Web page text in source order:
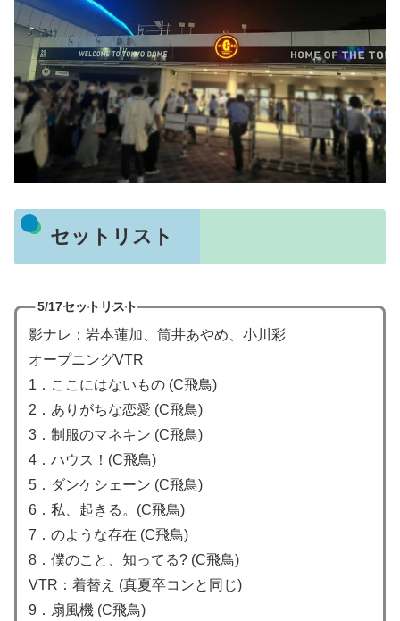
セットリスト
5/17セットリスト
影ナレ：岩本蓮加、筒井あやめ、小川彩
オープニングVTR
1．ここにはないもの (C飛鳥)
2．ありがちな恋愛 (C飛鳥)
3．制服のマネキン (C飛鳥)
4．ハウス！(C飛鳥)
5．ダンケシェーン (C飛鳥)
6．私、起きる。(C飛鳥)
7．のような存在 (C飛鳥)
8．僕のこと、知ってる? (C飛鳥)
VTR：着替え (真夏卒コンと同じ)
9．扇風機 (C飛鳥)